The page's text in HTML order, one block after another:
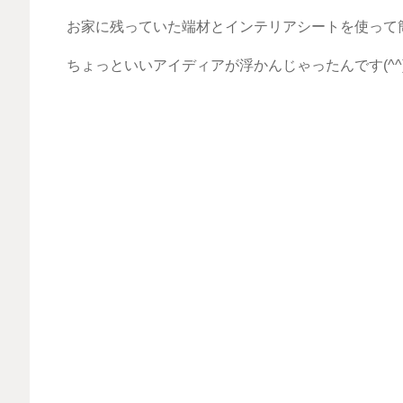
お家に残っていた端材とインテリアシートを使っ
ちょっといいアイディアが浮かんじゃったんです